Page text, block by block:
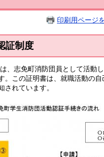
印刷用ページ
証制度
、志免町消防団員として活動
この証明書は、就職活動の自
されています。